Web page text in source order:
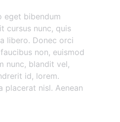
eget bibendum
cursus nunc, quis
libero. Donec orci
non, euismod
nunc, blandit vel,
id, lorem.
placerat nisl. Aenean